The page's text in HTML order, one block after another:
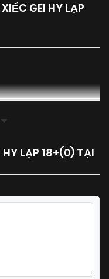
GEI HY LẠP
LẠP 18+(0) TẠI